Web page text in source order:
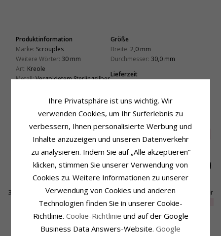
Produktinformation
Marke: Scrouples
Weitere Wörter: 30 mm
Art: Kreole
Metall:Vergoldetem Sterlingsilber
Größe
Breite: 2,0 mm
Durchmesser: 30,0 mm
Lieferzeit
KUNDEN KAUFTEN AUCH
30 mm BNH Kreole in
Silber
CHANTI Preis 34,-
2 mm Scrouples
runden Ohrringe in
vergoldetem
Sterlingsilber weißen
CHANTI Preis 20,-
Blatt ear cuff in Silber
EXTRA
KÜRZLICH ANGESEHENE PRODUKTE
Ihre Privatsphäre ist uns wichtig. Wir
verwenden Cookies, um Ihr Surferlebnis zu
verbessern, Ihnen personalisierte Werbung und
Inhalte anzuzeigen und unseren Datenverkehr
zu analysieren. Indem Sie auf „Alle akzeptieren“
klicken, stimmen Sie unserer Verwendung von
Cookies zu. Weitere Informationen zu unserer
Verwendung von Cookies und anderen
Technologien finden Sie in unserer Cookie-
Richtlinie. Cookie-Richtlinie und auf der Google
Business Data Answers-Website. Google